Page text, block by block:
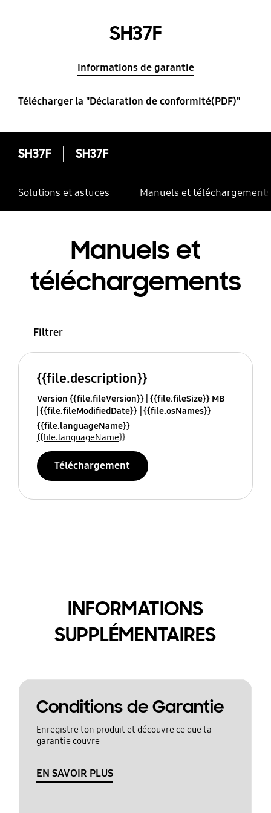
SH37F
Informations de garantie
Télécharger la "Déclaration de conformité(PDF)"
SH37F SH37F
Solutions et astuces Manuels et téléchargements
Manuels et
téléchargements
Filtrer
{{file.description}}
Version {{file.fileVersion}} {{file.fileSize}} MB
{{file.fileModifiedDate}} {{file.osNames}}
{{file.languageName}}
{{file.languageName}}
Téléchargement
INFORMATIONS
SUPPLÉMENTAIRES
Conditions de Garantie
Enregistre ton produit et découvre ce que ta
garantie couvre
EN SAVOIR PLUS